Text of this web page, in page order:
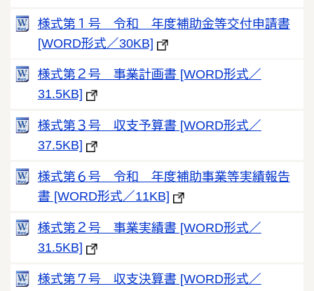
様式第１号 令和 年度補助金等交付申請書
[WORD形式／30KB]
様式第２号 事業計画書 [WORD形式／
31.5KB]
様式第３号 収支予算書 [WORD形式／
37.5KB]
様式第６号 令和 年度補助事業等実績報告
書 [WORD形式／11KB]
様式第２号 事業実績書 [WORD形式／
31.5KB]
様式第７号 収支決算書 [WORD形式／